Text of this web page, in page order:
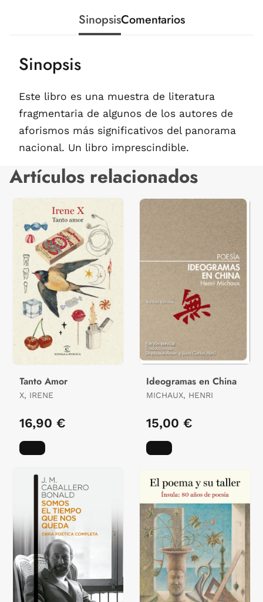
SinopsisComentarios
Sinopsis
Este libro es una muestra de literatura
fragmentaria de algunos de los autores de
aforismos más significativos del panorama
nacional. Un libro imprescindible.
Artículos relacionados
Tanto Amor
X, IRENE
16,90 €
Ideogramas en China
MICHAUX, HENRI
15,00 €